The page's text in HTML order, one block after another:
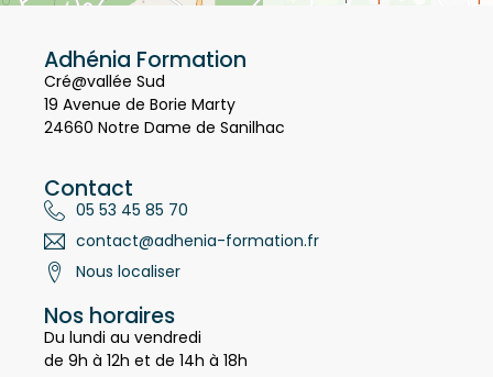
Adhénia Formation
Cré@vallée Sud
19 Avenue de Borie Marty
24660 Notre Dame de Sanilhac
Contact
05 53 45 85 70
contact@adhenia-formation.fr
Nous localiser
Nos horaires
Du lundi au vendredi
de 9h à 12h et de 14h à 18h